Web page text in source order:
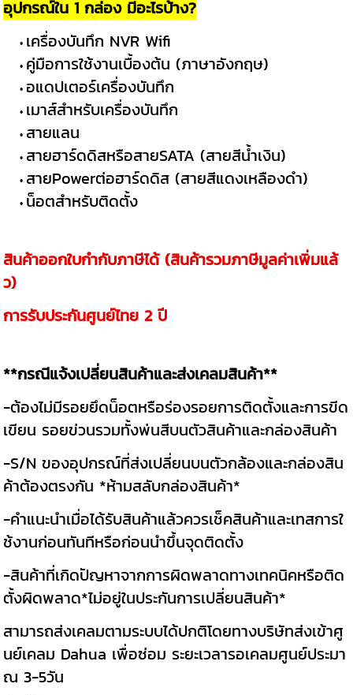
อุปกรณ์ใน 1 กล่อง มีอะไรบ้าง?
เครื่องบันทึก NVR Wifi
คู่มือการใช้งานเบื้องต้น (ภาษาอังกฤษ)
อแดปเตอร์เครื่องบันทึก
เมาส์สำหรับเครื่องบันทึก
สายแลน
สายฮาร์ดดิสหรือสายSATA (สายสีน้ำเงิน)
สายPowerต่อฮาร์ดดิส (สายสีแดงเหลืองดำ)
น็อตสำหรับติดตั้ง
สินค้าออกใบกำกับภาษีได้ (สินค้ารวมภาษีมูลค่าเพิ่มแล้
ว)
การรับประกันศูนย์ไทย 2 ปี
**กรณีแจ้งเปลี่ยนสินค้าและส่งเคลมสินค้า**
-ต้องไม่มีรอยยึดน็อตหรือร่องรอยการติดตั้งและการขีด
เขียน รอยข่วนรวมทั้งพ่นสีบนตัวสินค้าและกล่องสินค้า
-S/N ของอุปกรณ์ที่ส่งเปลี่ยนบนตัวกล้องและกล่องสิน
ค้าต้องตรงกัน *ห้ามสลับกล่องสินค้า*
-คำแนะนำเมื่อได้รับสินค้าแล้วควรเช็คสินค้าและเทสการใ
ช้งานก่อนทันทีหรือก่อนนำขึ้นจุดติดตั้ง
-สินค้าที่เกิดปัญหาจากการผิดพลาดทางเทคนิคหรือติด
ตั้งผิดพลาด*ไม่อยู่ในประกันการเปลี่ยนสินค้า*
สามารถส่งเคลมตามระบบได้ปกติโดยทางบริษัทส่งเข้าศู
นย์เคลม Dahua เพื่อซ่อม ระยะเวลารอเคลมศูนย์ประมา
ณ 3-5วัน